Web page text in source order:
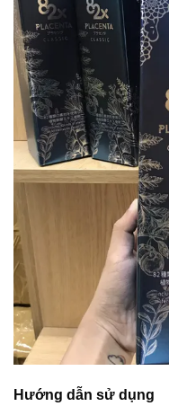
Hướng dẫn sử dụng